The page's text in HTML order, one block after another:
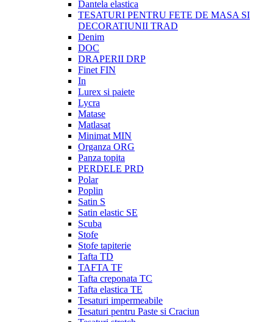
Dantela elastica
TESATURI PENTRU FETE DE MASA SI
DECORATIUNII TRAD
Denim
DOC
DRAPERII DRP
Finet FIN
In
Lurex si paiete
Lycra
Matase
Matlasat
Minimat MIN
Organza ORG
Panza topita
PERDELE PRD
Polar
Poplin
Satin S
Satin elastic SE
Scuba
Stofe
Stofe tapiterie
Tafta TD
TAFTA TF
Tafta creponata TC
Tafta elastica TE
Tesaturi impermeabile
Tesaturi pentru Paste si Craciun